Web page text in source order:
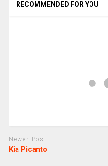
RECOMMENDED FOR YOU
Newer Post
Kia Picanto